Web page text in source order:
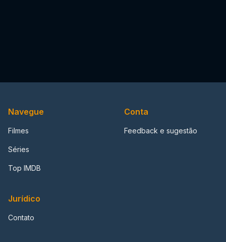
Navegue
Filmes
Séries
Top IMDB
Conta
Feedback e sugestão
Jurídico
Contato